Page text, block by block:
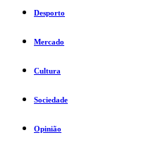
Desporto
Mercado
Cultura
Sociedade
Opinião